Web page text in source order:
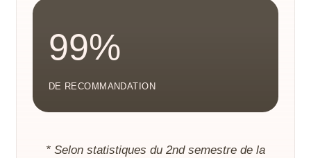
99%
DE RECOMMANDATION
* Selon statistiques du 2nd semestre de la